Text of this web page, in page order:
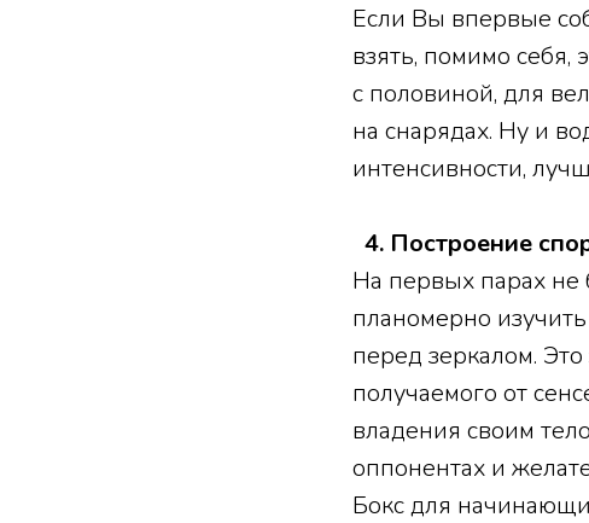
Если Вы впервые
взять, помимо себя,
с половиной, для
на снарядах. Ну и
интенсивности,
4. Построение
На первых парах не
планомерно
перед зеркалом. Это
получаемого от
владения своим
оппонентах и
Бокс для